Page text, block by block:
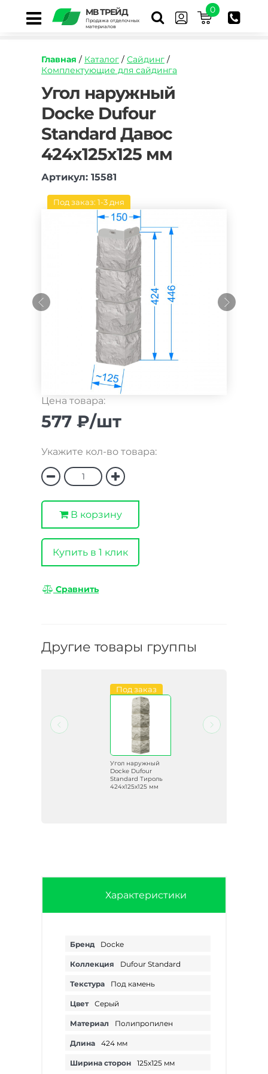
МВ ТРЕЙД
Продажа отделочных
материалов
0
Главная / Каталог / Сайдинг /
Комплектующие для сайдинга
https://mvtrade.ru/images/id/normal/ugol-
naruzhnyj-
docke-
dyufur-
davos.jpg
Угол наружный
Docke Dufour
Standard Давос
424х125х125 мм
Артикул: 15581
Под заказ: 1-3 дня
Цена товара:
577 ₽/шт
Укажите кол-во товара:
В корзину
Купить в 1 клик
Сравнить
Другие товары группы
Под заказ
Угол наружный
Docke Dufour
Standard Тироль
424х125х125 мм
Характеристики
Бренд Docke
Коллекция Dufour Standard
Текстура Под камень
Цвет Серый
Материал Полипропилен
Длина 424 мм
Ширина сторон 125х125 мм